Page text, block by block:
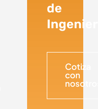
de
Cotiza
con